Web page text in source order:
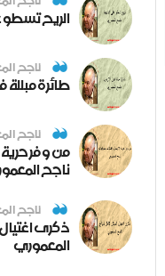
الريح تسطو
ناجح
طائرة
ناجح
من وفر
ناجح
ناجح
ذكرى
المعموري